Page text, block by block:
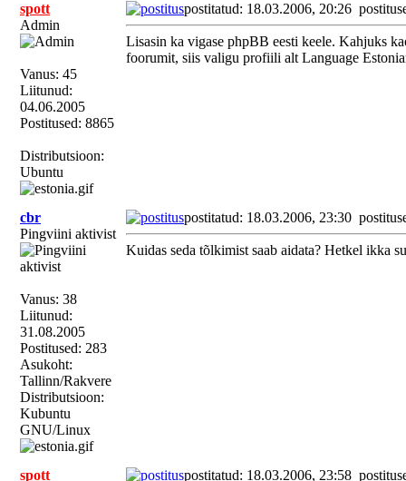
spott
Admin
Vanus: 45
Liitunud:
04.06.2005
Postitused: 8865
Distributsioon:
Ubuntu
postitatud: 18.03.2006, 20:26
Lisasin ka vigase phpBB eesti keele. Kahjuks
foorumit, siis valigu profiili alt Language
cbr
Pingviini aktivist
Vanus: 38
Liitunud:
31.08.2005
Postitused: 283
Asukoht:
Tallinn/Rakvere
Distributsioon:
Kubuntu
GNU/Linux
postitatud: 18.03.2006, 23:30
Kuidas seda tõlkimist saab aidata? Hetkel ikka
spott
postitatud: 18.03.2006, 23:58